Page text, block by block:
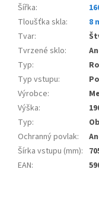
Šířka:
Tloušťka skla:
8
Tvar:
Tvrzené sklo:
Typ:
Typ vstupu:
Výrobce:
Výška:
Typ:
Ochranný povlak:
Šírka vstupu (mm):
EAN: